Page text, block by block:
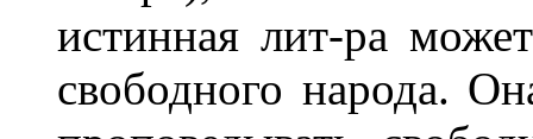
истинная лит-ра
свободного народа.